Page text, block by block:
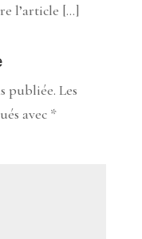
l’article […]
publiée. Les
avec *